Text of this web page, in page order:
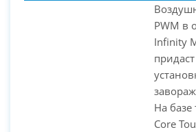
PC-Arena на карте Москвы —
PWM в
Infinity
На базе
Core